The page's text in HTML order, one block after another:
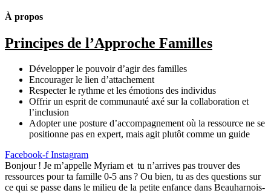
À propos
Principes de l’Approche Familles
Développer le pouvoir d’agir des familles
Encourager le lien d’attachement
Respecter le rythme et les émotions des individus
Offrir un esprit de communauté axé sur la collaboration et
l’inclusion
Adopter une posture d’accompagnement où la ressource ne se
positionne pas en expert, mais agit plutôt comme un guide
Facebook-f Instagram
Bonjour ! Je m’appelle Myriam et tu n’arrives pas trouver des
ressources pour ta famille 0-5 ans ? Ou bien, tu as des questions sur
ce qui se passe dans le milieu de la petite enfance dans Beauharnois-